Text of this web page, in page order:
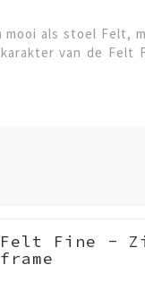
als stoel Felt,
van de Felt
Felt Fine -